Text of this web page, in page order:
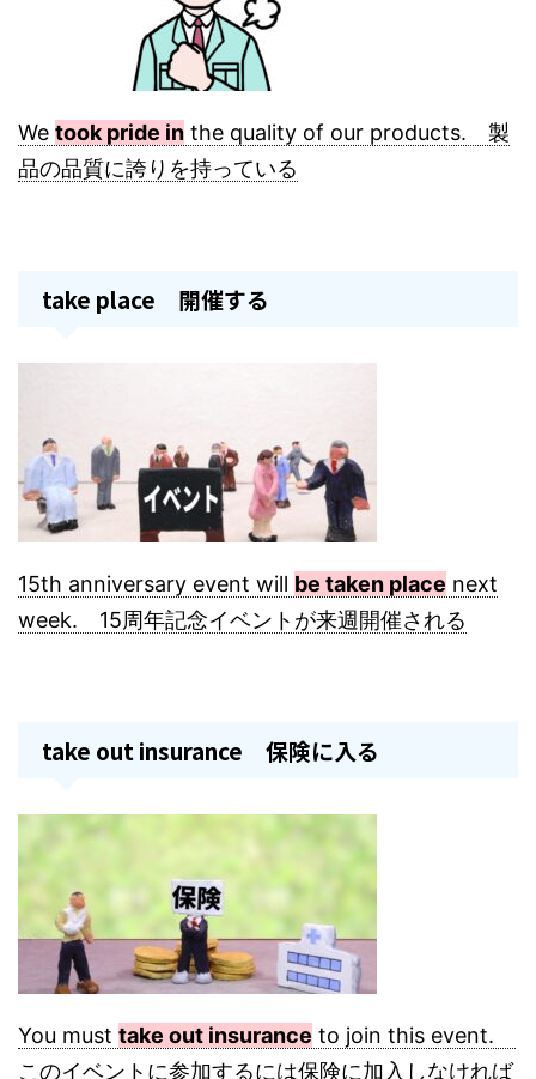
We took pride in the quality of our products. 製
品の品質に誇りを持っている
take place 開催する
15th anniversary event will be taken place next
week. 15周年記念イベントが来週開催される
take out insurance 保険に入る
You must take out insurance to join this event.
このイベントに参加するには保険に加入しなければ